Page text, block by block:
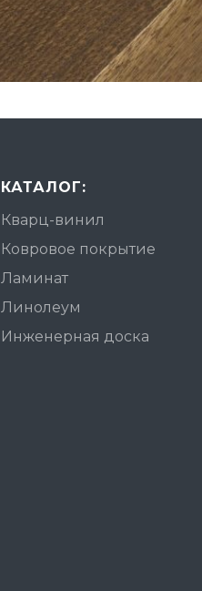
КАТАЛОГ:
Кварц-винил
Ковровое покрытие
Ламинат
Линолеум
Инженерная доска